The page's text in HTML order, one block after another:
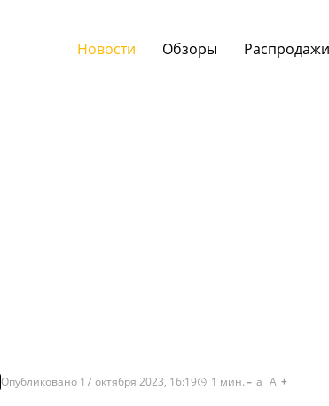
Новости Обзоры Распродажи
Опубликовано 17 октября 2023, 16:19 1 мин. a A